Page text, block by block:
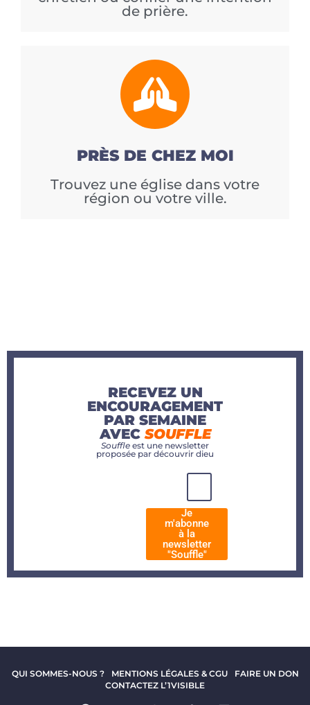
de prière.
PRÈS DE CHEZ MOI
Trouvez une église dans votre
région ou votre ville.
RECEVEZ UN
ENCOURAGEMENT
PAR SEMAINE
AVECSOUFFLE
Souffle est une newsletter
proposée par découvrir dieu
Je
m'abonne
à la
newsletter
"Souffle"
QUI SOMMES-NOUS ? MENTIONS LÉGALES & CGU
FAIRE UN DON
CONTACTEZ L’1VISIBLE